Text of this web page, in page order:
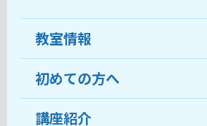
教室情報
教室について
受講生の声
初めての方へ
ココがおすすめ
講座紹介